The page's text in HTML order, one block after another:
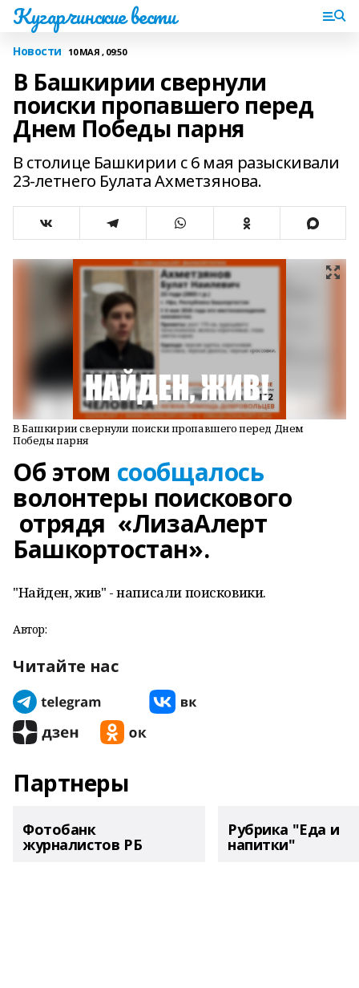
Кугарчинские вести
Новости 10 МАЯ , 09:50
В Башкирии свернули
поиски пропавшего перед
Днем Победы парня
В столице Башкирии с 6 мая разыскивали
23-летнего Булата Ахметзянова.
В Башкирии свернули поиски пропавшего перед Днем
Победы парня
Об этом сообщалось
волонтеры поискового
отрядя «ЛизаАлерт
Башкортостан».
"Найден, жив" - написали поисковики.
Автор:
Читайте нас
Партнеры
Фотобанк
журналистов РБ
Рубрика "Еда и
напитки"